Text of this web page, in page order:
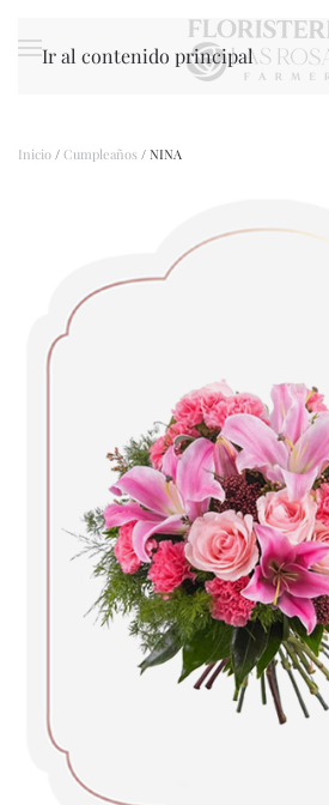
Ir al contenido principal
Inicio / Cumpleaños / NINA